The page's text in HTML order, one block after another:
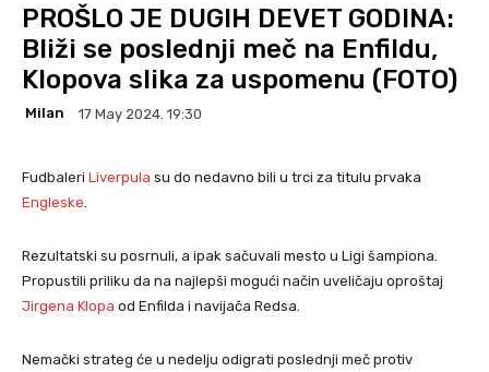
PROŠLO JE DUGIH DEVET GODINA:
Bliži se poslednji meč na Enfildu,
Klopova slika za uspomenu (FOTO)
Milan 17 May 2024. 19:30
Fudbaleri Liverpula su do nedavno bili u trci za titulu prvaka
Engleske
Rezultatski su posrnuli, a ipak sačuvali mesto u Ligi šampiona.
Propustili priliku da na najlepši mogući način uveličaju oproštaj
Jirgena Klopa od Enfilda i navijača Redsa.
Nemački strateg će u nedelju odigrati poslednji meč protiv